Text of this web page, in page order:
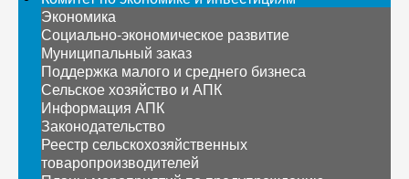
Экономика
Социально-экономическое развитие
Муниципальный заказ
Поддержка малого и среднего бизнеса
Сельское хозяйство и АПК
Информация АПК
Законодательство
Реестр сельскохозяйственных
товаропроизводителей